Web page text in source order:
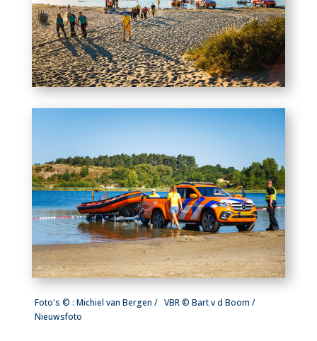
Foto's © : Michiel van Bergen / VBR © Bart v d Boom /
Nieuwsfoto